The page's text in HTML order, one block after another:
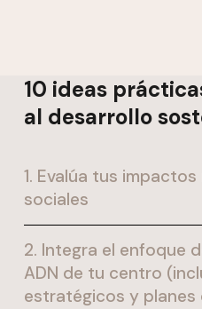
10 ideas
al desarrollo
1. Evalúa tus
sociales
2. Integra el enfoque
ADN de tu centro
estratégicos y planes